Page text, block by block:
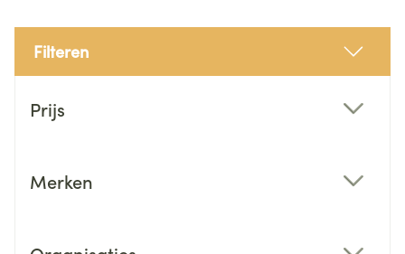
Filteren
Prijs
Merken